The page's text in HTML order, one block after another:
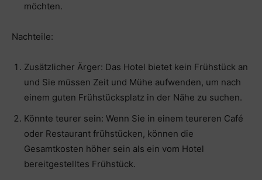
möchten.
Nachteile:
Zusätzlicher Ärger: Das Hotel bietet kein Frühstück an
und Sie müssen Zeit und Mühe aufwenden, um nach
einem guten Frühstücksplatz in der Nähe zu suchen.
Könnte teurer sein: Wenn Sie in einem teureren Café
oder Restaurant frühstücken, können die
Gesamtkosten höher sein als ein vom Hotel
bereitgestelltes Frühstück.